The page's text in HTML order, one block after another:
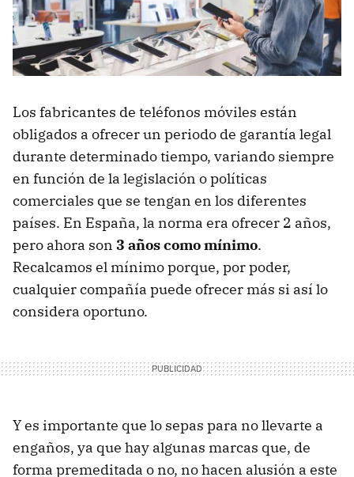
Los fabricantes de teléfonos móviles están
obligados a ofrecer un periodo de garantía legal
durante determinado tiempo, variando siempre
en función de la legislación o políticas
comerciales que se tengan en los diferentes
países. En España, la norma era ofrecer 2 años,
pero ahora son 3 años como mínimo.
Recalcamos el mínimo porque, por poder,
cualquier compañía puede ofrecer más si así lo
considera oportuno.
Y es importante que lo sepas para no llevarte a
engaños, ya que hay algunas marcas que, de
forma premeditada o no, no hacen alusión a este